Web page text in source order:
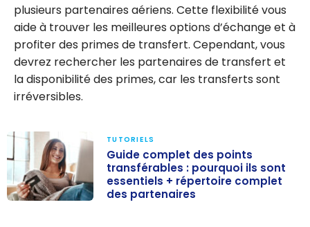
plusieurs partenaires aériens. Cette flexibilité vous
aide à trouver les meilleures options d’échange et à
profiter des primes de transfert. Cependant, vous
devrez rechercher les partenaires de transfert et
la disponibilité des primes, car les transferts sont
irréversibles.
TUTORIELS
Guide complet des points
transférables : pourquoi ils sont
essentiels + répertoire complet
des partenaires